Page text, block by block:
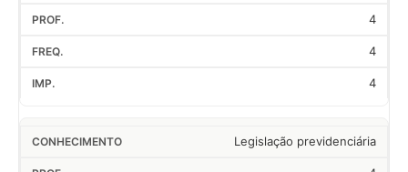
4
4
4
Legislação previdenciária